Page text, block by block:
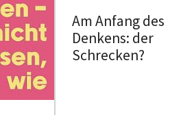
Am Anfang des
Denkens: der
Schrecken?